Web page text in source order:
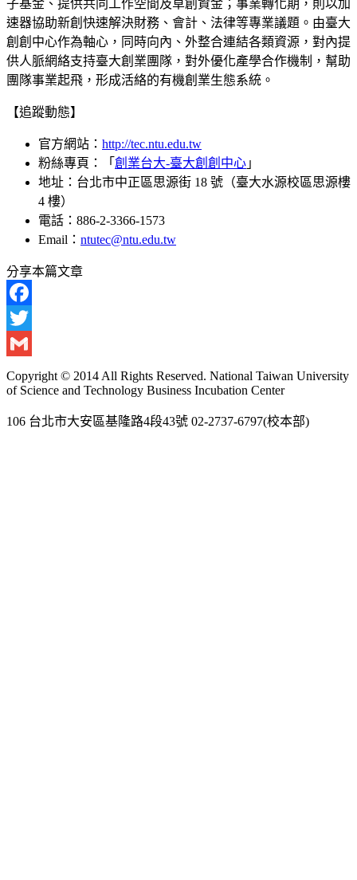
子基金、提供共同工作空間及草創資金；事業轉化期，則以加
速器協助新創快速解決財務、會計、法律等專業議題。由臺大
創創中心作為軸心，同時向內、外整合連結各類資源，對內提
供人脈網絡支持臺大創業團隊，對外優化產學合作機制，幫助
團隊事業起飛，形成活絡的有機創業生態系統。
【追蹤動態】
官方網站： http://tec.ntu.edu.tw
粉絲專頁：「 創業台大-臺大創創中心 」
地址：台北市中正區思源街 18 號（臺大水源校區思源樓
4 樓）
電話：886-2-3366-1573
Email： ntutec@ntu.edu.tw
分享本篇文章
Facebook
Twitter
Gmail
Copyright © 2014 All Rights Reserved. National Taiwan University
of Science and Technology Business Incubation Center
106 台北市大安區基隆路4段43號 02-2737-6797(校本部)